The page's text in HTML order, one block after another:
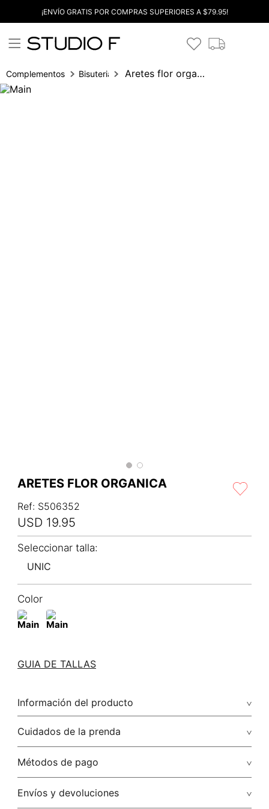
¡ENVÍO GRATIS POR COMPRAS SUPERIORES A $79.95!
Complementos Bisuteria Aretes flor organica
ARETES FLOR ORGANICA
Ref: S506352
USD 19.95
UNIC
Color
GUIA DE TALLAS
Información del producto
Cuidados de la prenda
Métodos de pago
Tarjetas de crédito: Visa, Dinners, Master Card y American
Envíos y devoluciones